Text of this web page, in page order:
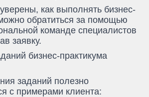
как выполнять бизнес-
обратиться за помощью
команде специалистов
заявку.
бизнес-практикума
заданий полезно
с примерами клиента: